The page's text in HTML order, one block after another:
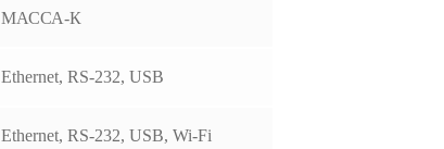
МАССА-К
Ethernet, RS-232, USB
Ethernet, RS-232, USB, Wi-Fi